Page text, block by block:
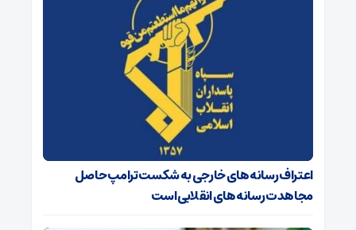
اعتراف رسانه‌های خارجی به شکست ترامپ حاصل
مجاهدت رسانه‌های انقلابی است